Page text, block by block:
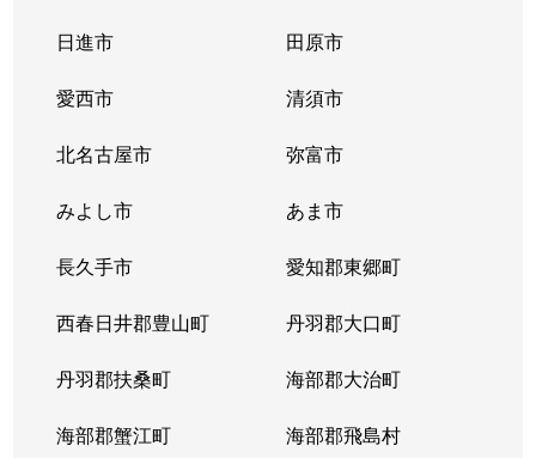
日進市 田原市
愛西市 清須市
北名古屋市 弥富市
みよし市 あま市
長久手市 愛知郡東郷町
西春日井郡豊山町 丹羽郡大口町
丹羽郡扶桑町 海部郡大治町
海部郡蟹江町 海部郡飛島村